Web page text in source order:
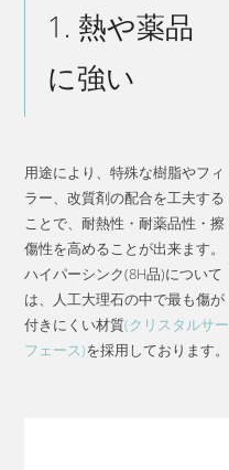
1. 熱や薬品
に強い
用途により、特殊な樹脂やフィ
ラー、改質剤の配合を工夫する
ことで、耐熱性・耐薬品性・擦
傷性を高めることが出来ます。
ハイパーシンク(8H品)について
は、人工大理石の中で最も傷が
付きにくい材質(クリスタルサー
フェース)を採用しております。